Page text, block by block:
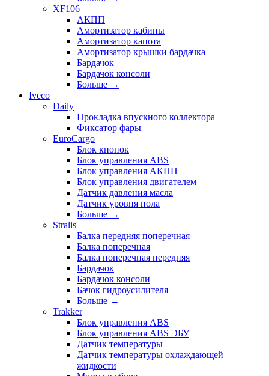
XF106
АКПП
Амортизатор кабины
Амортизатор капота
Амортизатор крышки бардачка
Бардачок
Бардачок консоли
Больше →
Iveco
Daily
Прокладка впускного коллектора
Фиксатор фары
EuroCargo
Блок кнопок
Блок управления ABS
Блок управления АКПП
Блок управления двигателем
Датчик давления масла
Датчик уровня пола
Больше →
Stralis
Балка передняя поперечная
Балка поперечная
Балка поперечная передняя
Бардачок
Бардачок консоли
Бачок гидроусилителя
Больше →
Trakker
Блок управления ABS
Блок управления ABS ЭБУ
Датчик температуры
Датчик температуры охлаждающей
жидкости